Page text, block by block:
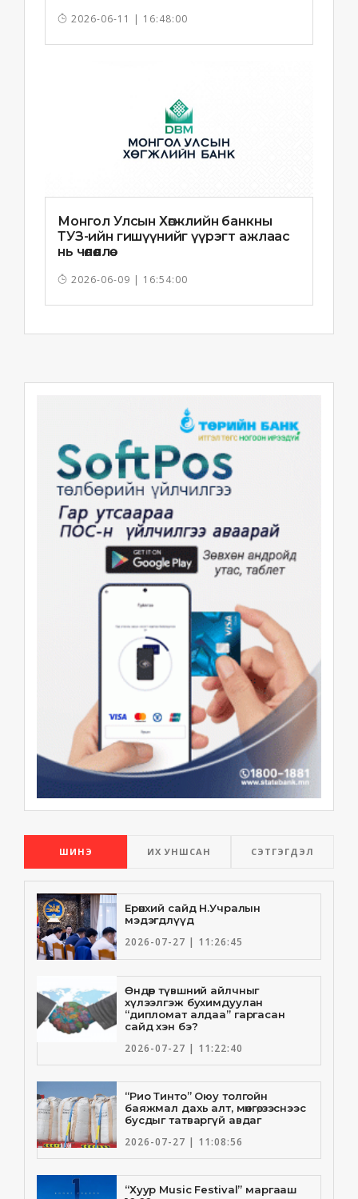
2026-06-11 | 16:48:00
Монгол Улсын Хөгжлийн банкны
ТУЗ-ийн гишүүнийг үүрэгт ажлаас
нь чөлөөллөө
2026-06-09 | 16:54:00
ШИНЭ ИХ УНШСАН СЭТГЭГДЭЛ
Ерөнхий сайд Н.Учралын
мэдэгдлүүд
2026-07-27 | 11:26:45
Өндөр түвшний айлчныг
хүлээлгэж бухимдуулан
“дипломат алдаа” гаргасан
сайд хэн бэ?
2026-07-27 | 11:22:40
“Рио Тинто” Оюу толгойн
баяжмал дахь алт, мөнгө, зэснээс
бусдыг татваргүй авдаг
2026-07-27 | 11:08:56
“Хуур Music Festival” маргааш